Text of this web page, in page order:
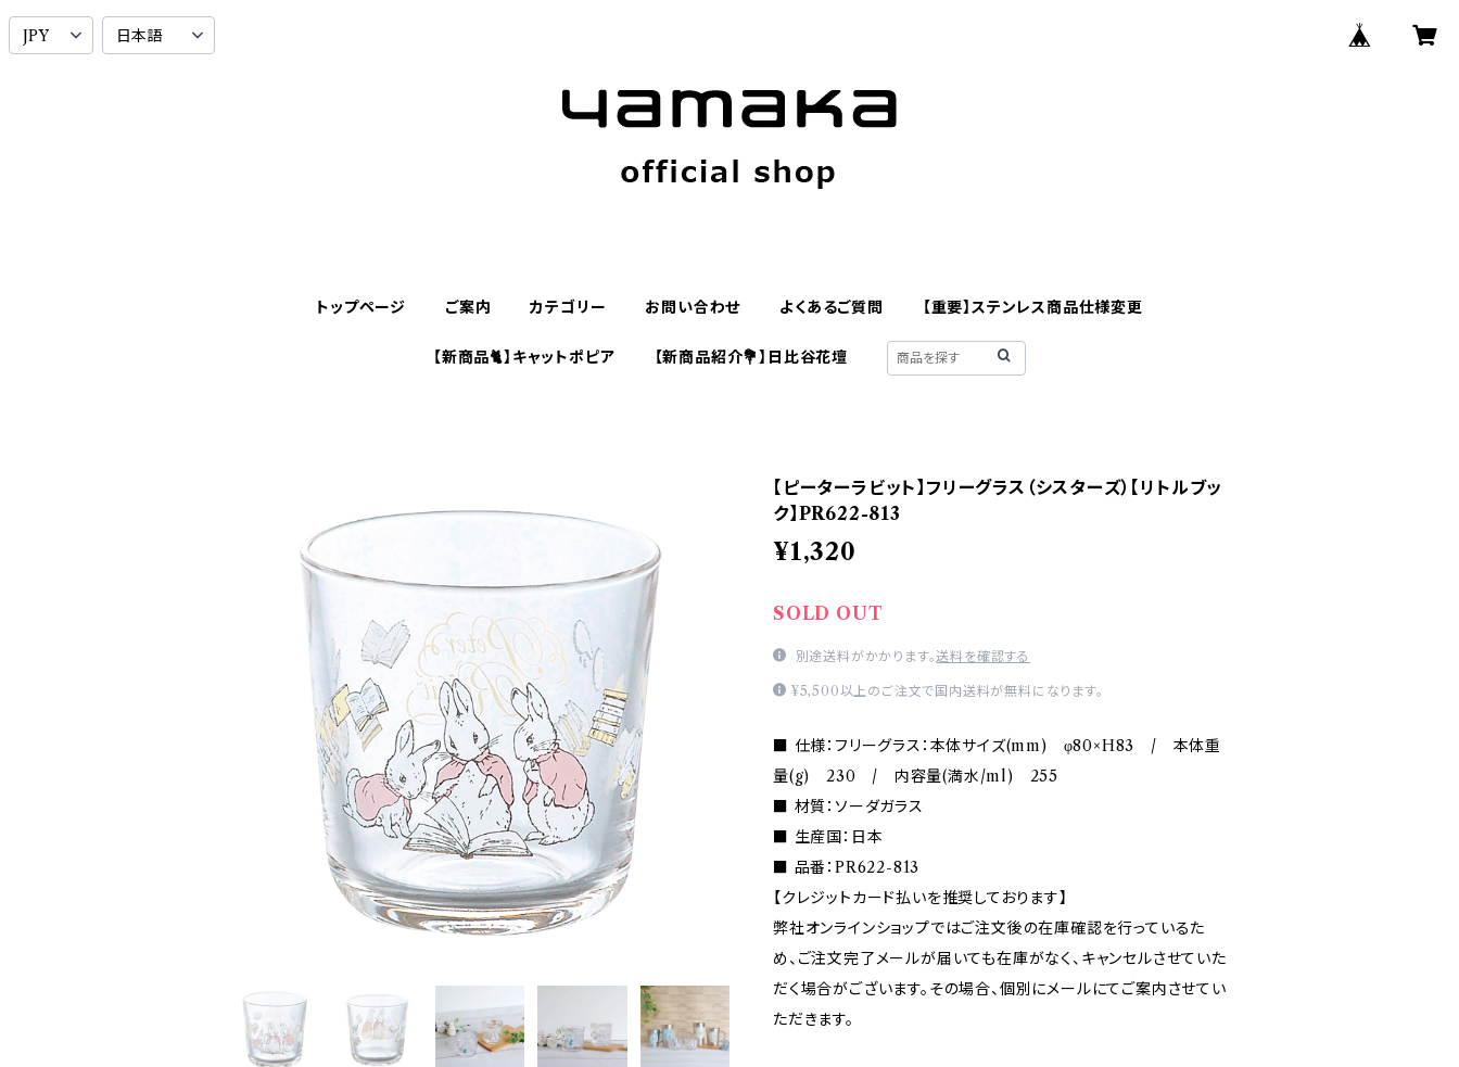
トップページ ご案内 カテゴリー お問い合わせ よくあるご質問 【重要】ステンレス商品仕様変更
【新商品🐈】キャットポピア 【新商品紹介💐】日比谷花壇
【ピーターラビット】フリーグラス（シスターズ）【リトルブッ
ク】PR622-813
¥1,320
SOLD OUT
別途送料がかかります。送料を確認する
¥5,500以上のご注文で国内送料が無料になります。
■ 仕様：フリーグラス：本体サイズ(mm) φ80×H83 / 本体重
量(g) 230 / 内容量(満水/ml) 255
■ 材質：ソーダガラス
■ 生産国：日本
■ 品番：PR622-813
【クレジットカード払いを推奨しております】
弊社オンラインショップではご注文後の在庫確認を行っているた
め、ご注文完了メールが届いても在庫がなく、キャンセルさせていた
だく場合がございます。その場合、個別にメールにてご案内させてい
ただきます。